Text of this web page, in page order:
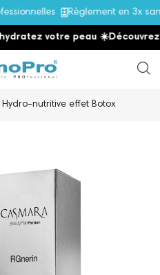
Règlement en 3x
votre peau ☀️ Découvrez
nutritive effet Botox